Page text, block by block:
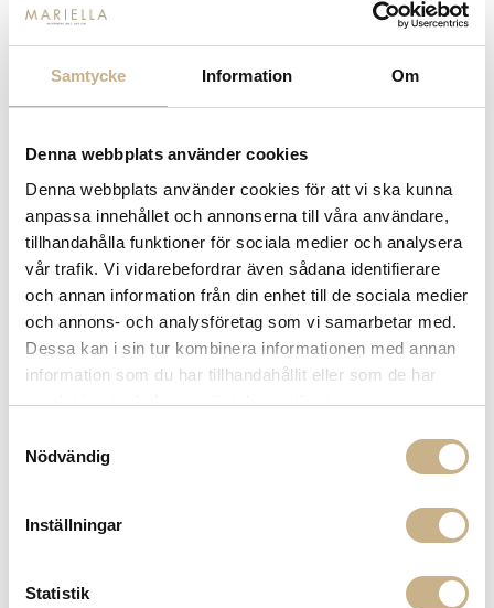
Samtycke Information Om
Denna webbplats använder cookies
Denna webbplats använder cookies för att vi ska kunna
anpassa innehållet och annonserna till våra användare,
tillhandahålla funktioner för sociala medier och analysera
vår trafik. Vi vidarebefordrar även sådana identifierare
och annan information från din enhet till de sociala medier
och annons- och analysföretag som vi samarbetar med.
Dessa kan i sin tur kombinera informationen med annan
information som du har tillhandahållit eller som de har
samlat in när du har använt deras tjänster.
Nödvändig
Inställningar
Statistik
Leverans inom 3-5 arbetsdagar på lagervaror
Få10% välkomstrabattnär du registrerar dig för vårt
nyhetsbrev
Hämta i butik
FRÅGA OSS OM PRODUKTEN
SPECIFIKATIONER